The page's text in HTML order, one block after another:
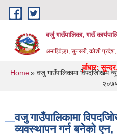
Skip to main content
बर्जु गाउँपालिका, गाउँ
अमाहिवेल्हा, सुनसरी, कोशी
उद्याेग, पर्यटन, पुर्वाधार: सुन्दर,
You are here
Home » वजु गाउँपालिकामा विपदजोिखम
वजु गाउँपालिकामा
व्यवस्थापन गर्न बनेकाे